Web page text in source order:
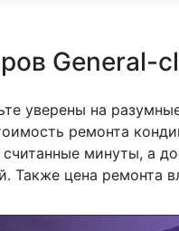
General-
уверены на
ремонта
минуты, а
Также цена ремонта